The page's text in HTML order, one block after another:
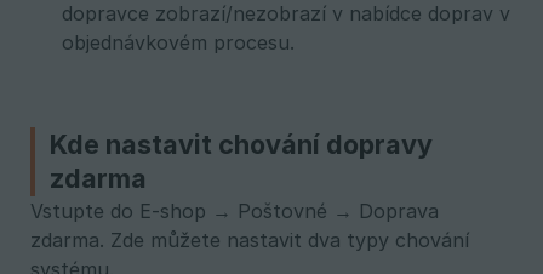
dopravce zobrazí/nezobrazí v nabídce doprav v
objednávkovém procesu.
Kde nastavit chování dopravy
zdarma
Vstupte do E-shop → Poštovné → Doprava
zdarma. Zde můžete nastavit dva typy chování